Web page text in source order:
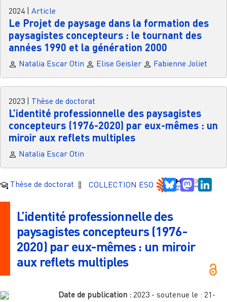
2024 Article
Le Projet de paysage dans la formation des
paysagistes concepteurs : le tournant des
années 1990 et la génération 2000
Natalia Escar Otin Elise Geisler Fabienne Joliet
2023 Thèse de doctorat
L’identité professionnelle des paysagistes
concepteurs (1976-2020) par eux-mêmes : un
miroir aux reflets multiples
Natalia Escar Otin
Thèse de doctorat COLLECTION ESO Bluesky
L’identité professionnelle des
paysagistes concepteurs (1976-
2020) par eux-mêmes : un miroir
aux reflets multiples
Date de publication : 2023 - soutenue le : 21-